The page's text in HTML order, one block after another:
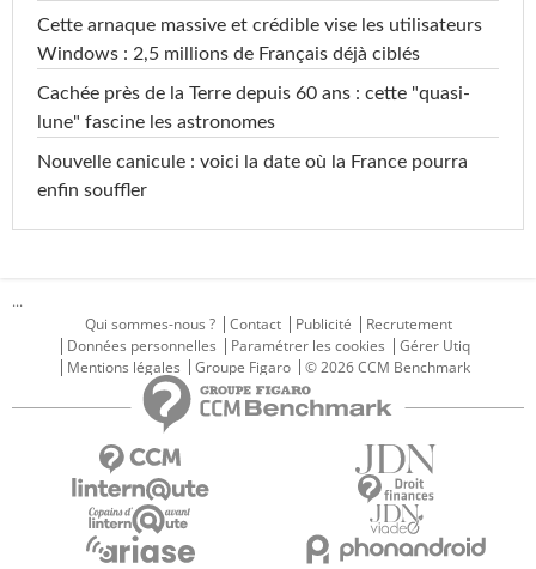
Cette arnaque massive et crédible vise les utilisateurs
Windows : 2,5 millions de Français déjà ciblés
Cachée près de la Terre depuis 60 ans : cette "quasi-
lune" fascine les astronomes
Nouvelle canicule : voici la date où la France pourra
enfin souffler
...
Qui sommes-nous ?
Contact Publicité
Recrutement
Données personnelles
Paramétrer les cookies
Gérer Utiq
Mentions légales
Groupe Figaro © 2026 CCM Benchmark